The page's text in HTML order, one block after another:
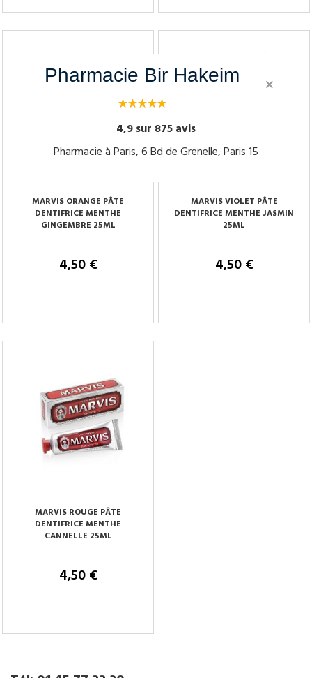
×
Pharmacie Bir Hakeim
4,9 sur 875 avis
Pharmacie à Paris, 6 Bd de Grenelle, Paris 15
MARVIS ORANGE PÂTE
DENTIFRICE MENTHE
GINGEMBRE 25ML
4,50 €
MARVIS VIOLET PÂTE
DENTIFRICE MENTHE JASMIN
25ML
4,50 €
MARVIS ROUGE PÂTE
DENTIFRICE MENTHE
CANNELLE 25ML
4,50 €